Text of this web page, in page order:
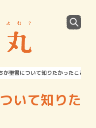
が聖書について知りたかったこと
いて知りた